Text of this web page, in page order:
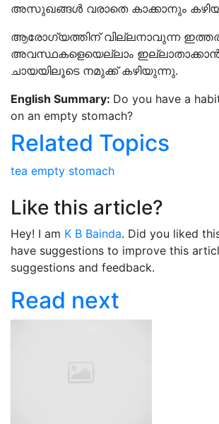
അസുഖങ്ങൾ വരാതെ കാക്കാനും
ആരോഗ്യത്തിന് വില്ലനാവുന്ന
അവസ്ഥകളെയെല്ലാം
ചായയിലൂടെ നമുക്ക് കഴിയുന്നു.
English Summary: Do you have a
on an empty stomach?
Related Topics
tea empty stomach
Like this article?
Hey! I am K B Bainda. Did you liked
have suggestions to improve this
suggestions and feedback.
Read next